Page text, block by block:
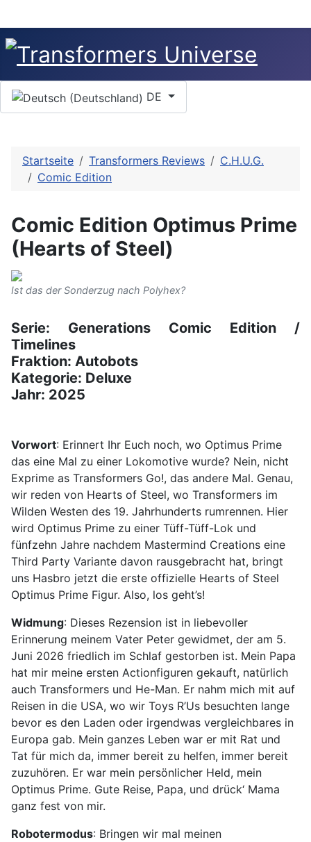
Sprache auswählen
DE
Startseite Transformers Reviews
C.H.U.G.
Comic Edition
Comic Edition Optimus Prime
(Hearts of Steel)
Ist das der Sonderzug nach Polyhex?
Serie: Generations Comic Edition /
Timelines
Fraktion: Autobots
Kategorie: Deluxe
Jahr: 2025
Vorwort: Erinnert Ihr Euch noch, wo Optimus Prime
das eine Mal zu einer Lokomotive wurde? Nein, nicht
Exprime as Transformers Go!, das andere Mal. Genau,
wir reden von Hearts of Steel, wo Transformers im
Wilden Westen des 19. Jahrhunderts rumrennen. Hier
wird Optimus Prime zu einer Tüff-Tüff-Lok und
fünfzehn Jahre nachdem Mastermind Creations eine
Third Party Variante davon rausgebracht hat, bringt
uns Hasbro jetzt die erste offizielle Hearts of Steel
Optimus Prime Figur. Also, los geht’s!
Widmung: Dieses Rezension ist in liebevoller
Erinnerung meinem Vater Peter gewidmet, der am 5.
Juni 2026 friedlich im Schlaf gestorben ist. Mein Papa
hat mir meine ersten Actionfiguren gekauft, natürlich
auch Transformers und He-Man. Er nahm mich mit auf
Reisen in die USA, wo wir Toys R’Us besuchten lange
bevor es den Laden oder irgendwas vergleichbares in
Europa gab. Mein ganzes Leben war er mit Rat und
Tat für mich da, immer bereit zu helfen, immer bereit
zuzuhören. Er war mein persönlicher Held, mein
Optimus Prime. Gute Reise, Papa, und drück‘ Mama
ganz fest von mir.
Robotermodus: Bringen wir mal meinen